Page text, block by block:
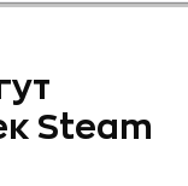
Steam